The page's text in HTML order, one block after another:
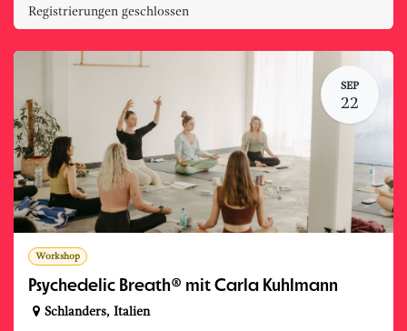
Registrierungen geschlossen
SEP
22
Workshop
Psychedelic Breath® mit Carla Kuhlmann
Schlanders, Italien